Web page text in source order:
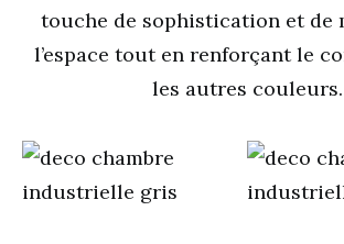
touche de sophistication et de
l’espace tout en renforçant le
les autres couleurs.